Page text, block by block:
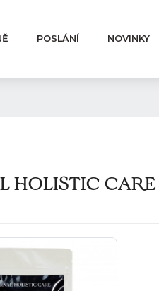
POSLÁNÍ NOVINKY
HOLISTIC